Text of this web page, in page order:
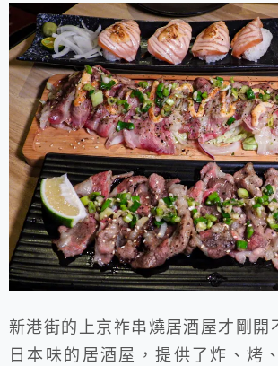
新港街的上京祚串燒居酒屋才剛開
日本味的居酒屋，提供了炸、烤